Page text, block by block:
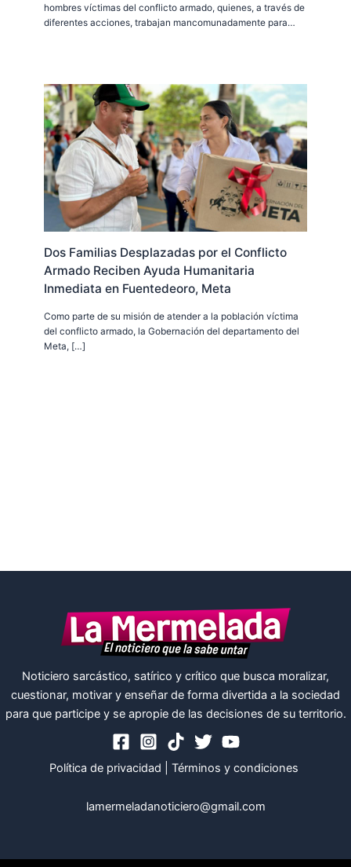
hombres víctimas del conflicto armado, quienes, a través de
diferentes acciones, trabajan mancomunadamente para…
Dos Familias Desplazadas por el Conflicto
Armado Reciben Ayuda Humanitaria
Inmediata en Fuentedeoro, Meta
Como parte de su misión de atender a la población víctima
del conflicto armado, la Gobernación del departamento del
Meta, […]
Noticiero sarcástico, satírico y crítico que busca moralizar,
cuestionar, motivar y enseñar de forma divertida a la sociedad
para que participe y se apropie de las decisiones de su territorio.
Política de privacidad Términos y condiciones
lamermeladanoticiero@gmail.com